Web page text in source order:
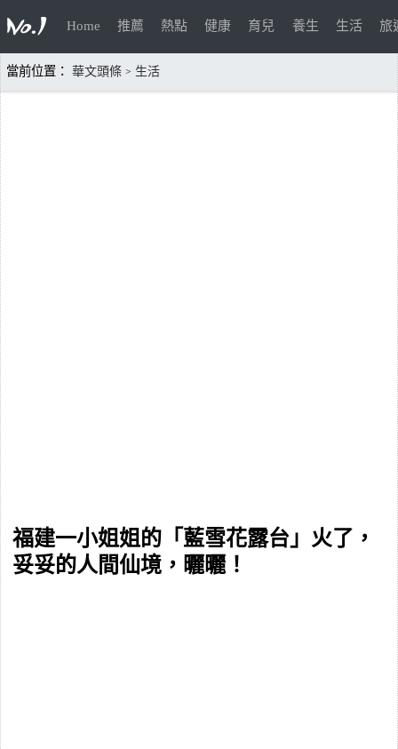
Home 推薦 熱點 健康 育兒 養生 生活 旅
當前位置： 華文頭條 > 生活
福建一小姐姐的「藍雪花露台」火了，
妥妥的人間仙境，曬曬！